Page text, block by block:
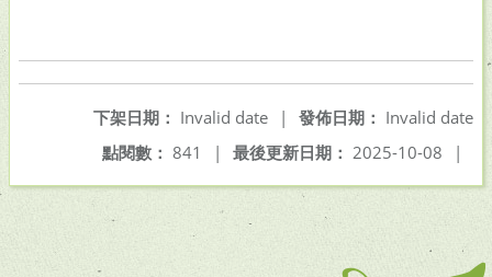
發佈日期： Invalid date
下架日期： Invalid date
|
最後更新日期： 2025-10-08 |
點閱數： 841 |